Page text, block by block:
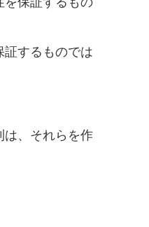
証するものでは
は、それらを作